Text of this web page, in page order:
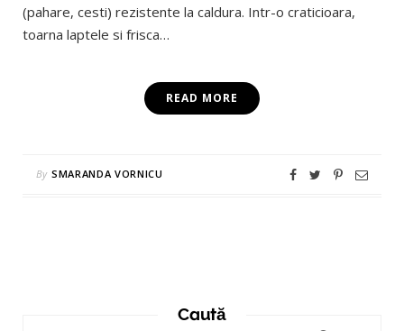
(pahare, cesti) rezistente la caldura. Intr-o craticioara,
toarna laptele si frisca…
READ MORE
By SMARANDA VORNICU
Caută